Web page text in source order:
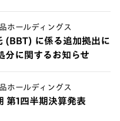
ホールディングス
(BBT) に係る追加拠出に
分に関するお知らせ
ホールディングス
第1四半期決算発表